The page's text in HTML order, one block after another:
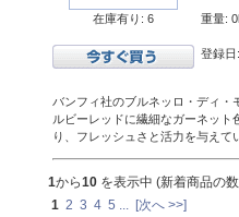
在庫有り: 6 重量:
登録
バンフィ社のブルネッロ・ディ
ルビーレッドに繊細なガーネッ
り、フレッシュさと活力を与え
1から10 を表示中 (新着商品の
1 2 3 4 5 [次へ >>]